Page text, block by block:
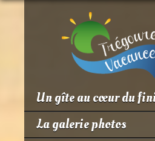
Un gîte au cœur du
La galerie photos